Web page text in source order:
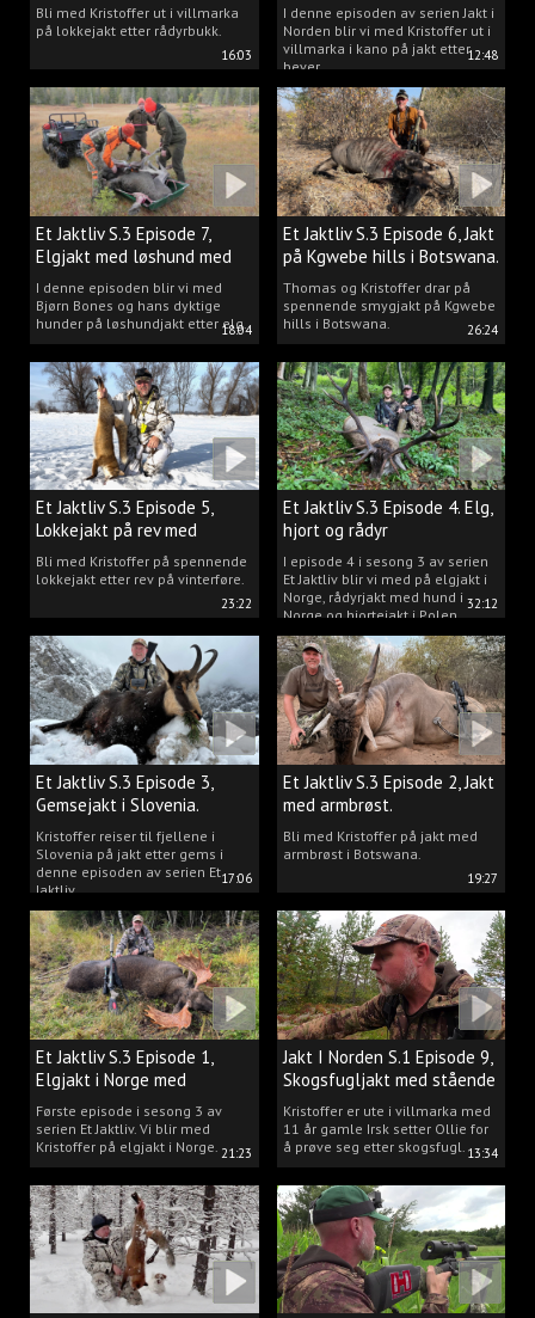
16:03
Bli med Kristoffer ut i villmarka
på lokkejakt etter rådyrbukk.
12:48
I denne episoden av serien Jakt i
Norden blir vi med Kristoffer ut i
villmarka i kano på jakt etter
bever.
18:04
Et Jaktliv S.3 Episode 7,
Elgjakt med løshund med
Bjørn Bones.
I denne episoden blir vi med
Bjørn Bones og hans dyktige
hunder på løshundjakt etter elg.
26:24
Et Jaktliv S.3 Episode 6, Jakt
på Kgwebe hills i Botswana.
Thomas og Kristoffer drar på
spennende smygjakt på Kgwebe
hills i Botswana.
23:22
Et Jaktliv S.3 Episode 5,
Lokkejakt på rev med
Kristoffer Clausen
Bli med Kristoffer på spennende
lokkejakt etter rev på vinterføre.
32:12
Et Jaktliv S.3 Episode 4. Elg,
hjort og rådyr
I episode 4 i sesong 3 av serien
Et Jaktliv blir vi med på elgjakt i
Norge, rådyrjakt med hund i
Norge og hjortejakt i Polen.
17:06
Et Jaktliv S.3 Episode 3,
Gemsejakt i Slovenia.
Kristoffer reiser til fjellene i
Slovenia på jakt etter gems i
denne episoden av serien Et
Jaktliv.
19:27
Et Jaktliv S.3 Episode 2, Jakt
med armbrøst.
Bli med Kristoffer på jakt med
armbrøst i Botswana.
21:23
Et Jaktliv S.3 Episode 1,
Elgjakt i Norge med
Kristoffer Clausen
Første episode i sesong 3 av
serien Et Jaktliv. Vi blir med
Kristoffer på elgjakt i Norge.
13:34
Jakt I Norden S.1 Episode 9,
Skogsfugljakt med stående
hund.
Kristoffer er ute i villmarka med
11 år gamle Irsk setter Ollie for
å prøve seg etter skogsfugl.